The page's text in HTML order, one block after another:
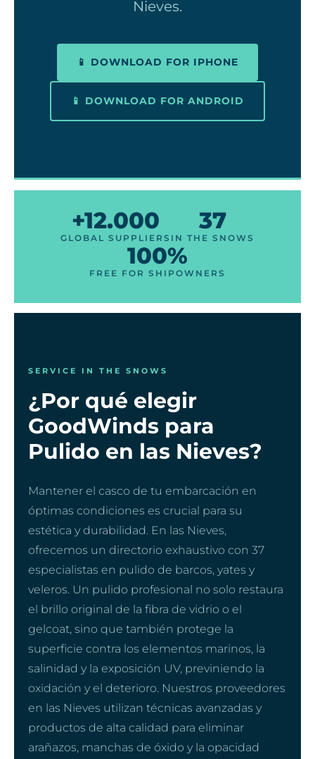
Nieves.
📱 DOWNLOAD FOR IPHONE
📱 DOWNLOAD FOR ANDROID
+12.000
GLOBAL SUPPLIERS
37
IN THE SNOWS
100%
FREE FOR SHIPOWNERS
SERVICE IN THE SNOWS
¿Por qué elegir
GoodWinds para
Pulido en las Nieves?
Mantener el casco de tu embarcación en
óptimas condiciones es crucial para su
estética y durabilidad. En las Nieves,
ofrecemos un directorio exhaustivo con 37
especialistas en pulido de barcos, yates y
veleros. Un pulido profesional no solo restaura
el brillo original de la fibra de vidrio o el
gelcoat, sino que también protege la
superficie contra los elementos marinos, la
salinidad y la exposición UV, previniendo la
oxidación y el deterioro. Nuestros proveedores
en las Nieves utilizan técnicas avanzadas y
productos de alta calidad para eliminar
arañazos, manchas de óxido y la opacidad